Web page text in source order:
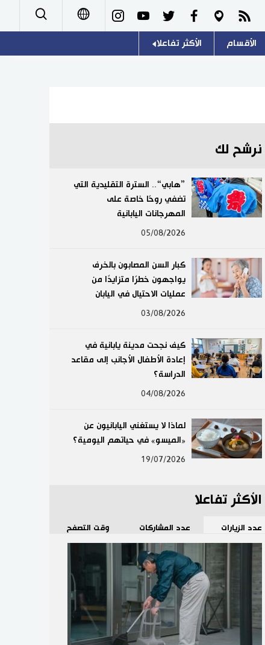
الأقسام
اقتصاد
لايف ستايل
إعلان
الأكثر تفاعلا
نرشح لك
”هابي“.. السترة التقليدية التي
تضفي روحًا خاصة على
المهرجانات اليابانية
05/08/2026
كبار السن المصابون بالخرف
يواجهون خطرًا متزايدًا من
عمليات الاحتيال في اليابان
03/08/2026
كيف نجحت مدينة يابانية في
إعادة الأطفال الأجانب إلى مقاعد
الدراسة؟
04/08/2026
لماذا لا يستغني اليابانيون عن
«الميسو» في حياتهم اليومية؟
19/07/2026
الأكثر تفاعلا
عدد الزيارات عدد المشاركات وقت التصفح